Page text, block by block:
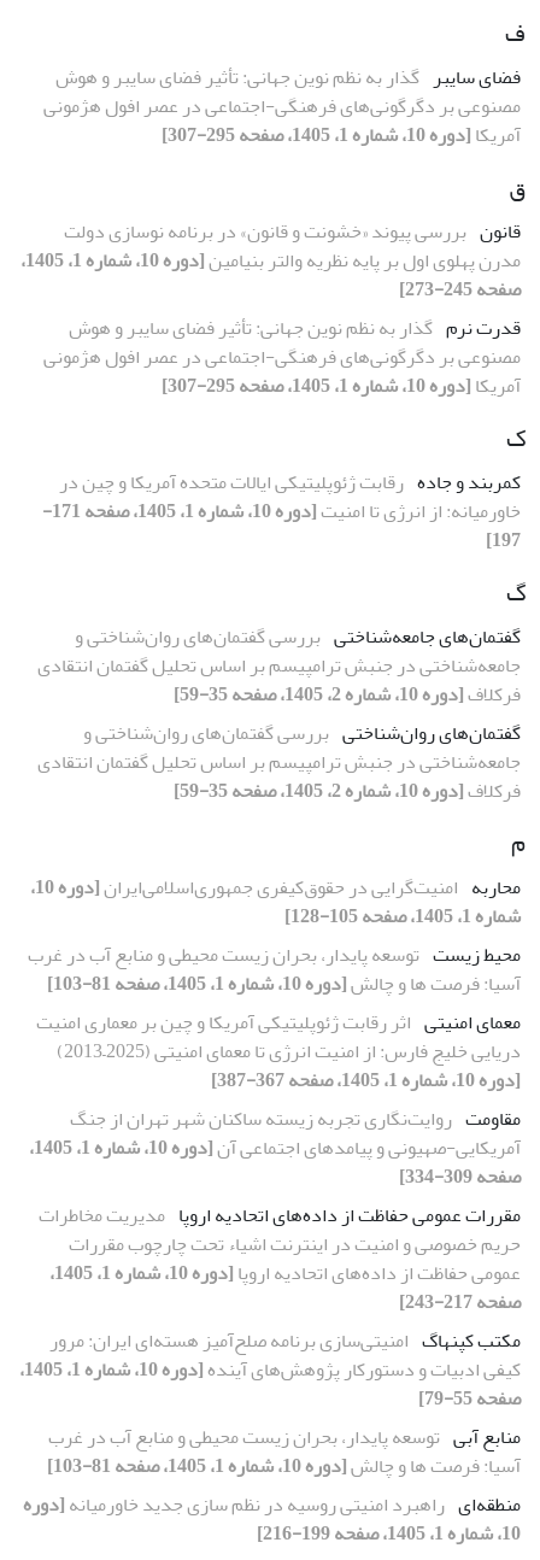
ف
فضای سایبر گذار به نظم نوین جهانی: تأثیر فضای سایبر و هوش
مصنوعی بر دگرگونی‌های فرهنگی-اجتماعی در عصر افول هژمونی
آمریکا[دوره 10، شماره 1، 1405، صفحه 295-307]
ق
قانون بررسی پیوند «خشونت و قانون» در برنامه نوسازی دولت
مدرن پهلوی اول بر پایه نظریه والتر بنیامین
[دوره 10، شماره 1، 1405،
صفحه 245-273]
قدرت نرم گذار به نظم نوین جهانی: تأثیر فضای سایبر و هوش
مصنوعی بر دگرگونی‌های فرهنگی-اجتماعی در عصر افول هژمونی
آمریکا[دوره 10، شماره 1، 1405، صفحه 295-307]
ک
کمربند و جاده رقابت ژئوپلیتیکی ایالات متحده آمریکا و چین در
خاورمیانه: از انرژی تا امنیت
[دوره 10، شماره 1، 1405، صفحه 171-
197]
گ
گفتمان‌های جامعه‌شناختی بررسی گفتمان‌های روان‌شناختی و
جامعه‌شناختی در جنبش ترامپیسم بر اساس تحلیل گفتمان انتقادی
فرکلاف[دوره 10، شماره 2، 1405، صفحه 35-59]
گفتمان‌های روان‌شناختی بررسی گفتمان‌های روان‌شناختی و
جامعه‌شناختی در جنبش ترامپیسم بر اساس تحلیل گفتمان انتقادی
فرکلاف[دوره 10، شماره 2، 1405، صفحه 35-59]
م
محاربه امنیت‌گرایی در حقوق‌کیفری جمهوری‌اسلامی‌ایران
[دوره 10،
شماره 1، 1405، صفحه 105-128]
محیط زیست توسعه پایدار، بحران زیست محیطی و منابع آب در غرب
آسیا: فرصت ها و چالش[دوره 10، شماره 1، 1405، صفحه 81-103]
معمای امنیتی اثر رقابت ژئوپلیتیکی آمریکا و چین بر معماری امنیت
دریایی خلیج فارس: از امنیت انرژی تا معمای امنیتی (2025–2013)
[دوره 10، شماره 1، 1405، صفحه 367-387]
مقاومت روایت‌نگاری تجربه زیسته ساکنان شهر تهران از جنگ
آمریکایی-صهیونی و پیامدهای اجتماعی آن
[دوره 10، شماره 1، 1405،
صفحه 309-334]
مقررات عمومی حفاظت از داده‌های اتحادیه اروپا مدیریت مخاطرات
حریم خصوصی و امنیت در اینترنت اشیاء تحت چارچوب مقررات
عمومی حفاظت از داده‌های اتحادیه اروپا
[دوره 10، شماره 1، 1405،
صفحه 217-243]
مکتب کپنهاگ امنیتی‌سازی برنامه صلح‌آمیز هسته‌ای ایران: مرور
کیفی ادبیات و دستورکار پژوهش‌های آینده
[دوره 10، شماره 1، 1405،
صفحه 55-79]
منابع آبی توسعه پایدار، بحران زیست محیطی و منابع آب در غرب
آسیا: فرصت ها و چالش[دوره 10، شماره 1، 1405، صفحه 81-103]
منطقه‌ای راهبرد امنیتی روسیه در نظم سازی جدید خاورمیانه[دوره
10، شماره 1، 1405، صفحه 199-216]